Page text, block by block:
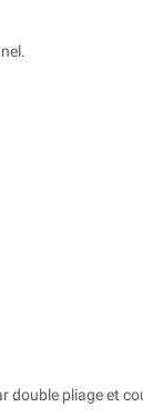
pliage et